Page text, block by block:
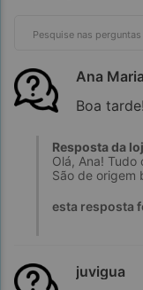
Ana
Boa
Resposta da
Olá, Ana! Tudo
São de origem
esta resposta
juvigua